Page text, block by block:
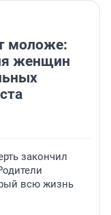
моложе:
женщин
закончил
всю жизнь